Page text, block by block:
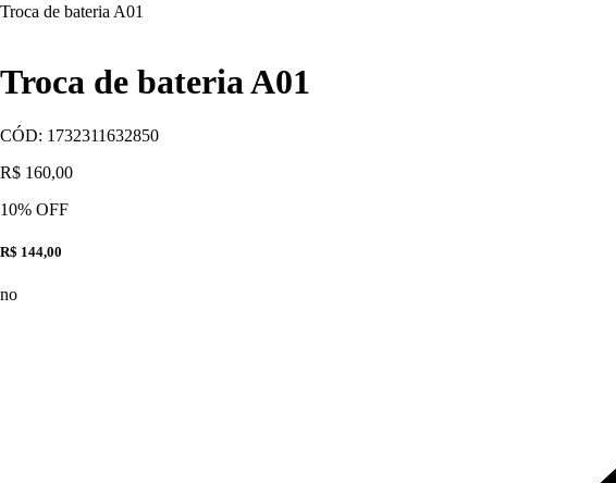
Troca de bateria A01
Troca de bateria A01
CÓD: 1732311632850
R$ 160,00
10% OFF
R$ 144,00
no